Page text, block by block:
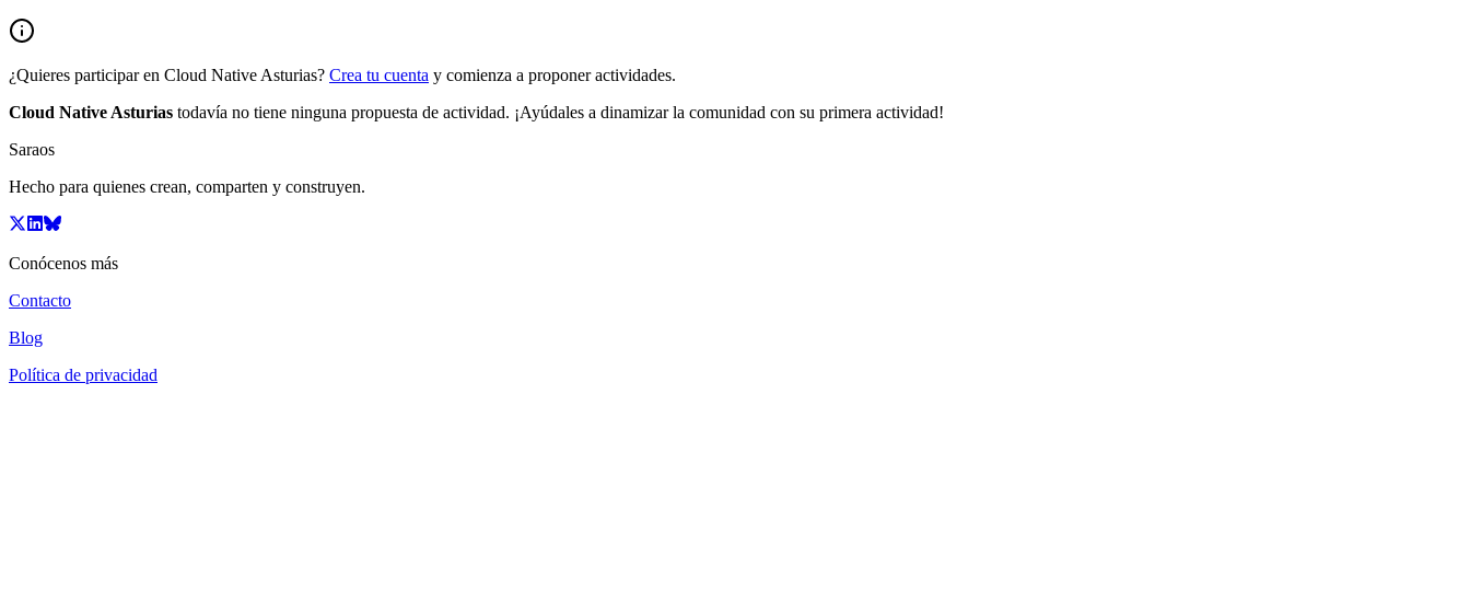
¿Quieres participar en Cloud Native Asturias? Crea tu cuenta y comienza a proponer actividades.
Cloud Native Asturias todavía no tiene ninguna propuesta de actividad. ¡Ayúdales a dinamizar la comunidad con su primera actividad!
Saraos
Hecho para quienes crean, comparten y construyen.
Conócenos más
Contacto
Blog
Política de privacidad